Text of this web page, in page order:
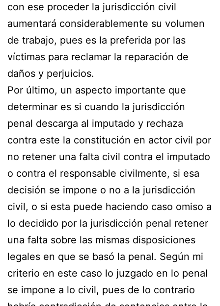
con ese proceder la jurisdicción civil
aumentará considerablemente su volumen
de trabajo, pues es la preferida por las
víctimas para reclamar la reparación de
daños y perjuicios.
Por último, un aspecto importante que
determinar es si cuando la jurisdicción
penal descarga al imputado y rechaza
contra este la constitución en actor civil por
no retener una falta civil contra el imputado
o contra el responsable civilmente, si esa
decisión se impone o no a la jurisdicción
civil, o si esta puede haciendo caso omiso a
lo decidido por la jurisdicción penal retener
una falta sobre las mismas disposiciones
legales en que se basó la penal. Según mi
criterio en este caso lo juzgado en lo penal
se impone a lo civil, pues de lo contrario